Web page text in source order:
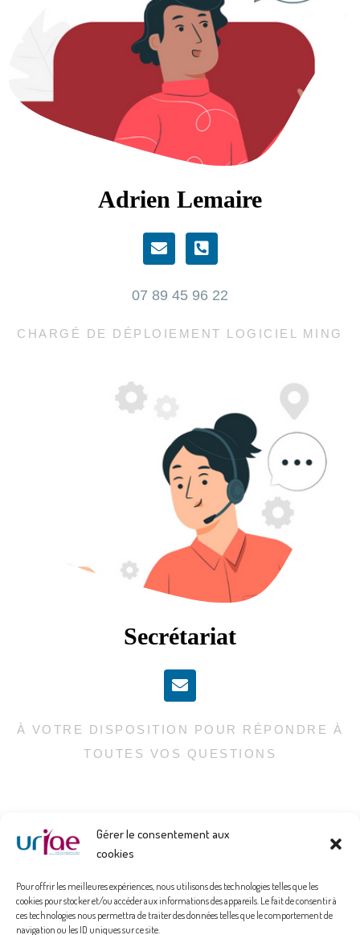
Gérer le consentement aux
cookies
Pour offrir les meilleures expériences, nous utilisons des technologies telles que les
cookies pour stocker et/ou accéder aux informations des appareils. Le fait de consentir à
ces technologies nous permettra de traiter des données telles que le comportement de
navigation ou les ID uniques sur ce site.
Adrien Lemaire
07 89 45 96 22
CHARGÉ DE DÉPLOIEMENT LOGICIEL MING
Secrétariat
À VOTRE DISPOSITION POUR RÉPONDRE À
TOUTES VOS QUESTIONS